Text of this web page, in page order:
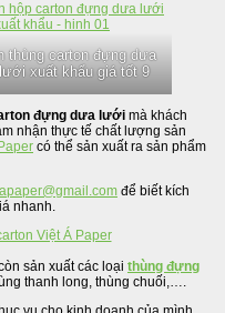
thùng carton đựng dưa
lưới xuất khẩu giá tốt 9
đựng dưa lưới mà khách
nhận thực tế chất lượng sản
có thể sản xuất ra sản phẩm
để biết kích
nhanh.
sản xuất các loại thùng đựng
thanh long, thùng chuối,….